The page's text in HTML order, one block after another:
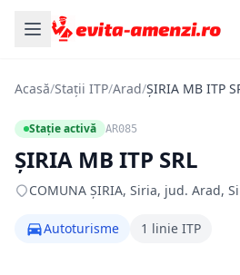
Acasă/Stații ITP/Arad/ŞIRIA MB ITP
Stație activă AR085
ŞIRIA MB ITP SRL
COMUNA ŞIRIA, Siria, jud. Arad,
Autoturisme 1 linie ITP